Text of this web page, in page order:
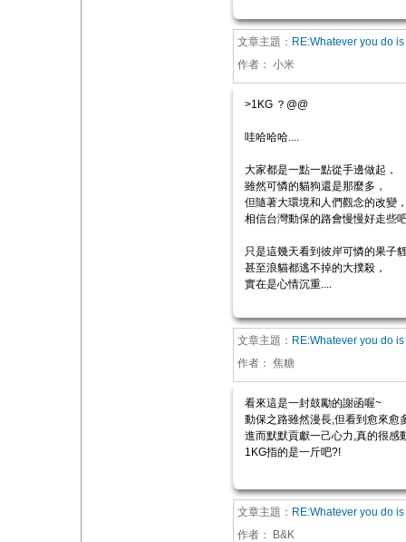
文章主題： RE:Whatever you do
作者： 小米
>1KG ？@@
哇哈哈哈....
大家都是一點一點從手邊做起，
雖然可憐的貓狗還是那麼多，
但隨著大環境和人們觀念的改變
相信台灣動保的路會慢慢好走些
只是這幾天看到彼岸可憐的果子
甚至浪貓都逃不掉的大撲殺，
實在是心情沉重....
文章主題： RE:Whatever you do
作者： 焦糖
看來這是一封鼓勵的謝函喔~
動保之路雖然漫長,但看到愈來愈
進而默默貢獻一己心力,真的很感
1KG指的是一斤吧?!
文章主題： RE:Whatever you do
作者：
B&K